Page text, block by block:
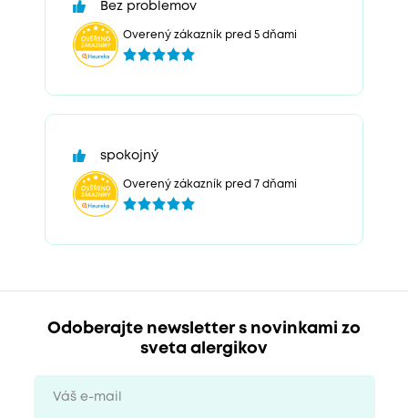
Bez problemov
Overený zákazník pred 5 dňami
spokojný
Overený zákazník pred 7 dňami
Odoberajte newsletter s novinkami zo
sveta alergikov